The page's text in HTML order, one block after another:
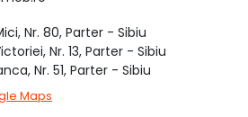
Nr. 80, Parter - Sibiu
Nr. 13, Parter - Sibiu
Nr. 51, Parter - Sibiu
Maps